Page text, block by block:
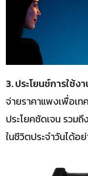
3. ประโยนช์การใช้ง
จ่ายราคาแพงเพื่อเท
ประโยคชัดเจน รวม
ในชีวิตประจำวันได้อย่